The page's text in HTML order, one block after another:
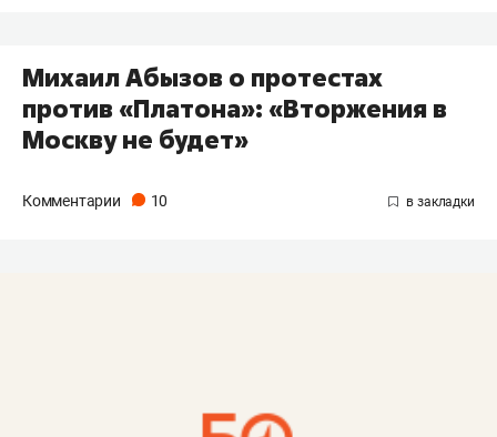
Михаил Абызов о протестах
против «Платона»: «Вторжения в
Москву не будет»
Комментарии 10